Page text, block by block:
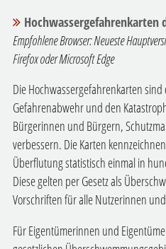
Hochwassergefahrenkarten
Empfohlene Browser: Neueste
Firefox oder Microsoft Edge
Die Hochwassergefahrenkarten
Gefahrenabwehr und den
Bürgerinnen und Bürgern,
verbessern. Die Karten
Überflutung statistisch einmal in
Diese gelten per Gesetz als
Vorschriften für alle Nutzerinnen
Für Eigentümerinnen und